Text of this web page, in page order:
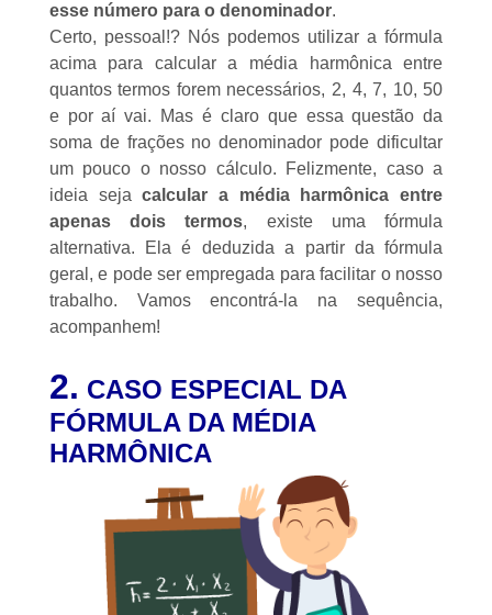
esse número para o denominador.
Certo, pessoal!? Nós podemos utilizar a fórmula
acima para calcular a média harmônica entre
quantos termos forem necessários, 2, 4, 7, 10, 50
e por aí vai. Mas é claro que essa questão da
soma de frações no denominador pode dificultar
um pouco o nosso cálculo. Felizmente, caso a
ideia sejacalcular a média harmônica entre
apenas dois termos, existe uma fórmula
alternativa. Ela é deduzida a partir da fórmula
geral, e pode ser empregada para facilitar o nosso
trabalho. Vamos encontrá-la na sequência,
acompanhem!
2. CASO ESPECIAL DA
FÓRMULA DA MÉDIA
HARMÔNICA